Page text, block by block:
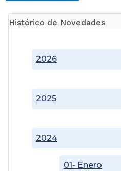
Histórico de Novedades
2024
01- Enero
2025
2026